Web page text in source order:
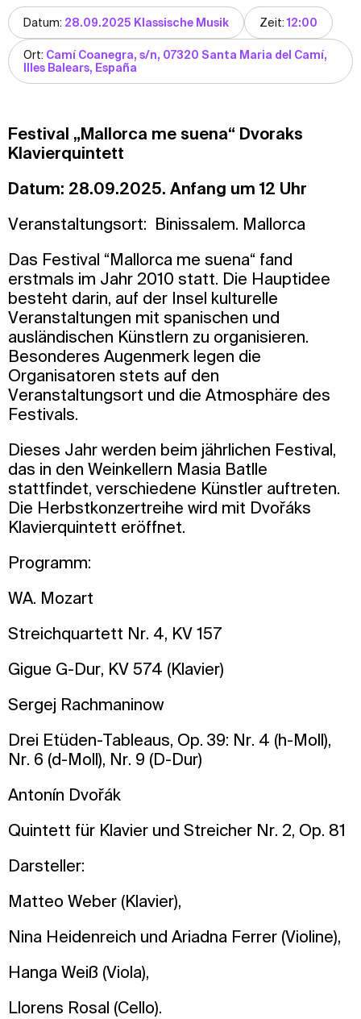
Datum: 28.09.2025 Klassische Musik Zeit:12:00
Ort: Camí Coanegra, s/n, 07320 Santa Maria del Camí,
Illes Balears, España
Festival „Mallorca me suena“ Dvoraks
Klavierquintett
Datum: 28.09.2025. Anfang um 12 Uhr
Veranstaltungsort: Binissalem. Mallorca
Das Festival “Mallorca me suena“ fand
erstmals im Jahr 2010 statt. Die Hauptidee
besteht darin, auf der Insel kulturelle
Veranstaltungen mit spanischen und
ausländischen Künstlern zu organisieren.
Besonderes Augenmerk legen die
Organisatoren stets auf den
Veranstaltungsort und die Atmosphäre des
Festivals.
Dieses Jahr werden beim jährlichen Festival,
das in den Weinkellern Masia Batlle
stattfindet, verschiedene Künstler auftreten.
Die Herbstkonzertreihe wird mit Dvořáks
Klavierquintett eröffnet.
Programm:
WA. Mozart
Streichquartett Nr. 4, KV 157
Gigue G-Dur, KV 574 (Klavier)
Sergej Rachmaninow
Drei Etüden-Tableaus, Op. 39: Nr. 4 (h-Moll),
Nr. 6 (d-Moll), Nr. 9 (D-Dur)
Antonín Dvořák
Quintett für Klavier und Streicher Nr. 2, Op. 81
Darsteller:
Matteo Weber (Klavier),
Nina Heidenreich und Ariadna Ferrer (Violine),
Hanga Weiß (Viola),
Llorens Rosal (Cello).